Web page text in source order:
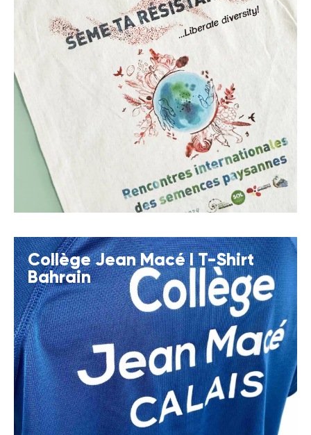
Collège Jean Macé I T-Shirt
Bahrain